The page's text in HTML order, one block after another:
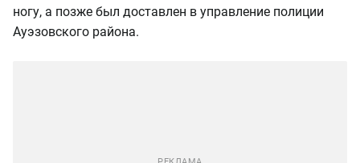
ногу, а позже был доставлен в управление полиции
Ауэзовского района.